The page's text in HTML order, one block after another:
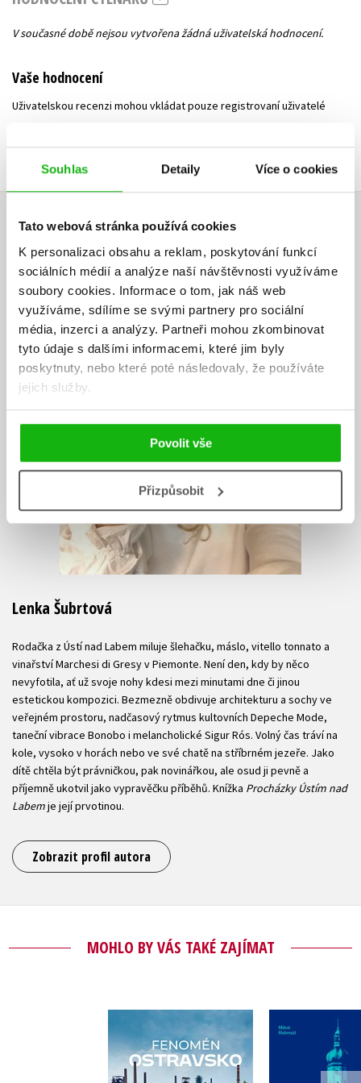
Souhlas Detaily Více o cookies
Tato webová stránka používá cookies
K personalizaci obsahu a reklam, poskytování funkcí
sociálních médií a analýze naší návštěvnosti využíváme
soubory cookies. Informace o tom, jak náš web
využíváme, sdílíme se svými partnery pro sociální
média, inzerci a analýzy. Partneři mohou zkombinovat
tyto údaje s dalšími informacemi, které jim byly
poskytnuty, nebo které poté následovaly, že používáte
jejich služby.
Povolit vše
Přizpůsobit
V současné době nejsou vytvořena žádná uživatelská hodnocení.
Vaše hodnocení
Uživatelskou recenzi mohou vkládat pouze registrovaní uživatelé
Přihlásit
AUTOR KNIHY
Lenka Šubrtová
Rodačka z Ústí nad Labem miluje šlehačku, máslo, vitello tonnato a
vinařství Marchesi di Gresy v Piemonte. Není den, kdy by něco
nevyfotila, ať už svoje nohy kdesi mezi minutami dne či jinou
estetickou kompozici. Bezmezně obdivuje architekturu a sochy ve
veřejném prostoru, nadčasový rytmus kultovních Depeche Mode,
taneční vibrace Bonobo i melancholické Sigur Rós. Volný čas tráví na
kole, vysoko v horách nebo ve své chatě na stříbrném jezeře. Jako
dítě chtěla být právničkou, pak novinářkou, ale osud ji pevně a
příjemně ukotvil jako vypravěčku příběhů. Knížka Procházky Ústím nad
Labemje její prvotinou.
Zobrazit profil autora
MOHLO BY VÁS TAKÉ ZAJÍMAT
Fenomén Ostravsko
Jan Lenart
,
Tomáš Majliš
Procházky
Miloš